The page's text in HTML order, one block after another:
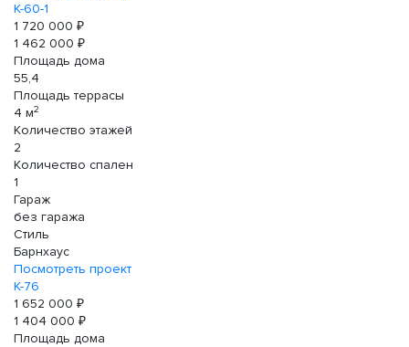
К-60-1
1 720 000 ₽
1 462 000 ₽
Площадь дома
55,4
Площадь террасы
4 м2
Количество этажей
2
Количество спален
1
Гараж
без гаража
Стиль
Барнхаус
Посмотреть проект
К-76
1 652 000 ₽
1 404 000 ₽
Площадь дома